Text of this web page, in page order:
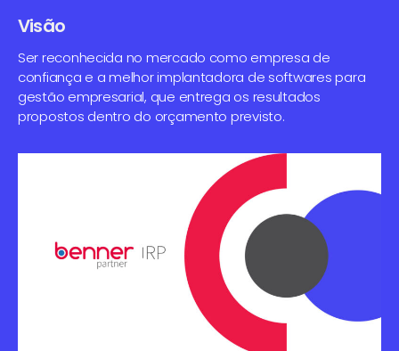
Visão
Ser reconhecida no mercado como empresa de
confiança e a melhor implantadora de softwares para
gestão empresarial, que entrega os resultados
propostos dentro do orçamento previsto.